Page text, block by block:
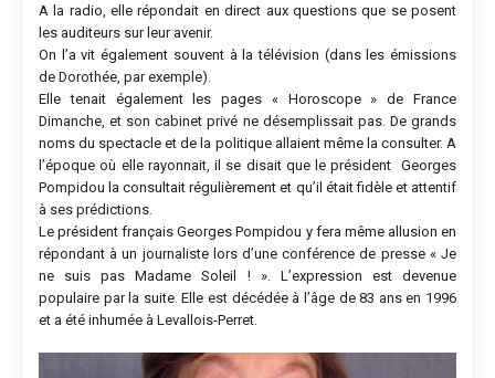
A la radio, elle répondait en direct aux questions que se posent
les auditeurs sur leur avenir.
On l’a vit également souvent à la télévision (dans les émissions
de Dorothée, par exemple).
Elle tenait également les pages « Horoscope » de France
Dimanche, et son cabinet privé ne désemplissait pas. De grands
noms du spectacle et de la politique allaient même la consulter. A
l’époque où elle rayonnait, il se disait que le président Georges
Pompidou la consultait régulièrement et qu’il était fidèle et attentif
à ses prédictions.
Le président français Georges Pompidou y fera même allusion en
répondant à un journaliste lors d’une conférence de presse « Je
ne suis pas Madame Soleil ! ». L’expression est devenue
populaire par la suite. Elle est décédée à l’âge de 83 ans en 1996
et a été inhumée à Levallois-Perret.